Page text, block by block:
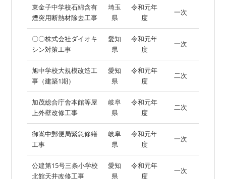
東金子中学校石綿含有
煙突用断熱材除去工事
埼玉
県
令和元年
度
一次
〇〇株式会社ダイオキ
シン対策工事
愛知
県
令和元年
度
一次
旭中学校大規模改造工
事（建築1期）
愛知
県
令和元年
度
二次
加茂総合庁舎本館等屋
上外壁改修工事
岐阜
県
令和元年
度
二次
御嵩中郵便局緊急修繕
工事
岐阜
県
令和元年
度
一次
公建第15号三条小学校
北館天井改修工事
愛知
県
令和元年
度
一次